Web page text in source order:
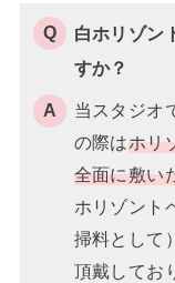
白ホリゾン
すか？
当スタジオ
の際はホリ
全面に敷い
ホリゾント
掃料として）
頂戴してお